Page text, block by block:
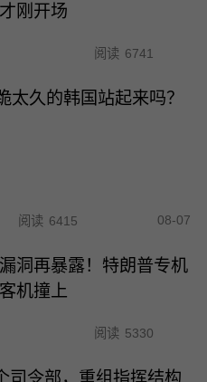
刚开场
阅读 6741
太久的韩国站起来吗？
阅读 6415 08-07
洞再暴露！特朗普专机
机撞上
阅读 5330
司令部，重组指挥结构